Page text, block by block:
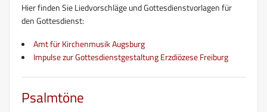
Hier finden Sie Liedvorschläge und Gottesdienstvorlagen für
den Gottesdienst:
Amt für Kirchenmusik Augsburg
Impulse zur Gottesdienstgestaltung Erzdiözese Freiburg
Psalmtöne